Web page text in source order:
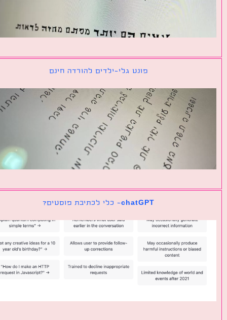
פונט גלי-ילדים להורדה חינם
chatGPT- כלי לכתיבת פוסטים?